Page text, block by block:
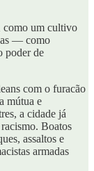
como um cultivo
— como
poder de
com o furacão
mútua e
a cidade já
Boatos
assaltos e
armadas